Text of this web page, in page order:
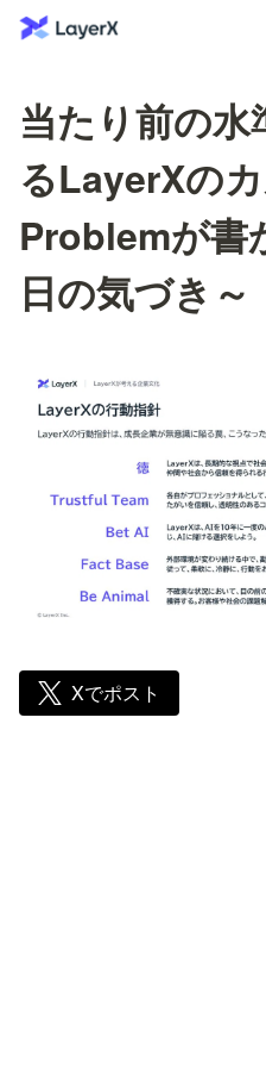
当たり前の
るLayerXの
Problemが書
日の気づき～
Xでポスト